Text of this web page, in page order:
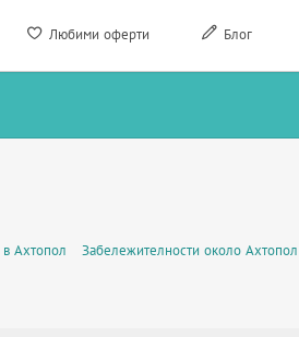
Любими оферти Блог
Ахтопол Забележителности около Ахтопол